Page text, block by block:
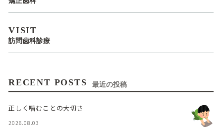
VISIT
訪問歯科診療
RECENT POSTS 最近の投稿
正しく噛むことの大切さ
2026.08.03